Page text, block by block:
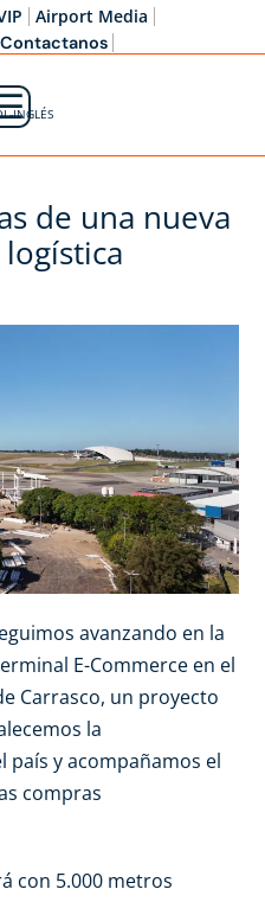
Airport Media
Contactanos
INGLÉS
de una nueva
avanzando en la
E-Commerce en el
Carrasco, un proyecto
la
y acompañamos el
compras
con 5.000 metros